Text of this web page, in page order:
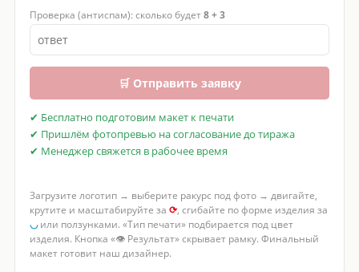
Проверка (антиспам): сколько будет8 + 3
🛒 Отправить заявку
✔ Бесплатно подготовим макет к печати
✔ Пришлём фотопревью на согласование до тиража
✔ Менеджер свяжется в рабочее время
Загрузите логотип → выберите ракурс под фото → двигайте,
крутите и масштабируйте за ⟳, сгибайте по форме изделия за
◡или ползунками. «Тип печати» подбирается под цвет
изделия. Кнопка «👁 Результат» скрывает рамку. Финальный
макет готовит наш дизайнер.